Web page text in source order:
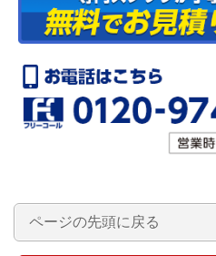
ページの先頭に戻る